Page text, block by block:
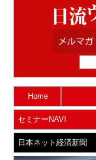
Home
セミナーNAVI
日本ネット経済新聞